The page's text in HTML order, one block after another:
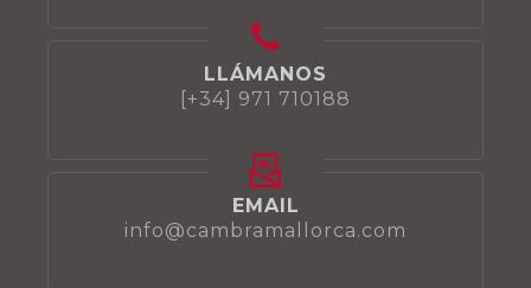
LLÁMANOS
[+34] 971 710188
EMAIL
info@cambramallorca.com